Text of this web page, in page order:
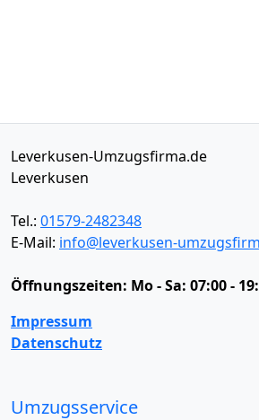
Leverkusen-Umzugsfirma.de
Leverkusen
Tel.: 01579-2482348
E-Mail: info@leverkusen-
Öffnungszeiten: Mo - Sa: 07:00 -
Impressum
Datenschutz
Umzugsservice